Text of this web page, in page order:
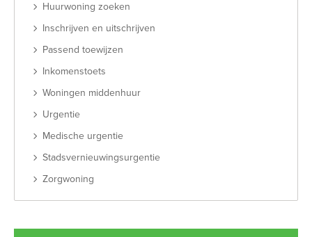
Huurwoning zoeken
Inschrijven en uitschrijven
Passend toewijzen
Inkomenstoets
Woningen middenhuur
Urgentie
Medische urgentie
Stadsvernieuwingsurgentie
Zorgwoning